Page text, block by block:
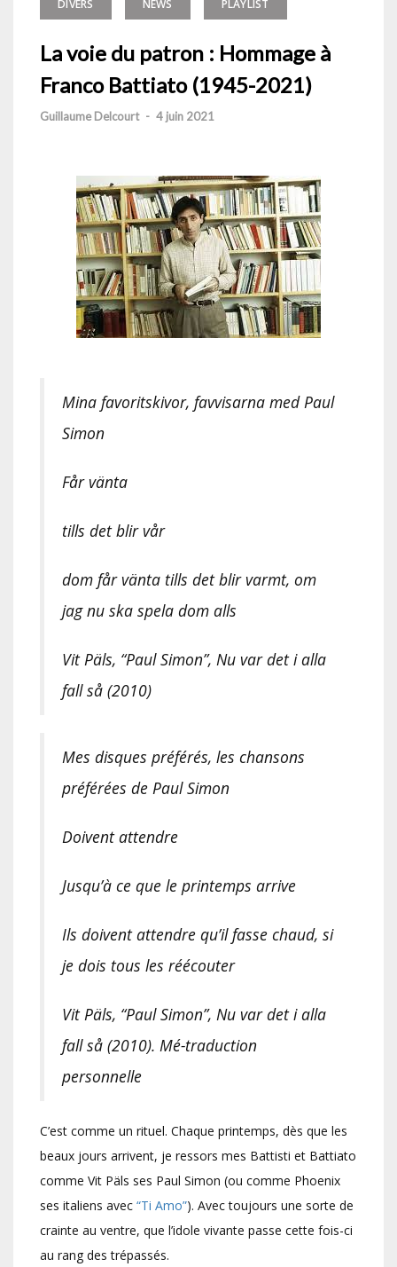
DIVERS NEWS PLAYLIST
La voie du patron : Hommage à
Franco Battiato (1945-2021)
Guillaume Delcourt - 4 juin 2021
Mina favoritskivor, favvisarna med Paul
Simon
Får vänta
tills det blir vår
dom får vänta tills det blir varmt, om
jag nu ska spela dom alls
Vit Päls, “Paul Simon”, Nu var det i alla
fall så (2010)
Mes disques préférés, les chansons
préférées de Paul Simon
Doivent attendre
Jusqu’à ce que le printemps arrive
Ils doivent attendre qu’il fasse chaud, si
je dois tous les réécouter
Vit Päls, “Paul Simon”, Nu var det i alla
fall så (2010). Mé-traduction
personnelle
C’est comme un rituel. Chaque printemps, dès que les
beaux jours arrivent, je ressors mes Battisti et Battiato
comme Vit Päls ses Paul Simon (ou comme Phoenix
ses italiens avec “Ti Amo”). Avec toujours une sorte de
crainte au ventre, que l’idole vivante passe cette fois-ci
au rang des trépassés.